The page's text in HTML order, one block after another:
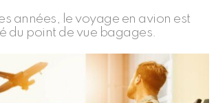
années, le voyage en avion est
du point de vue bagages.